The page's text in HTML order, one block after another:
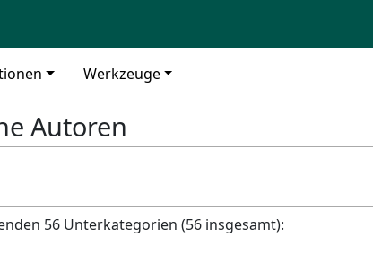
Werkzeuge
Autoren
56 Unterkategorien (56 insgesamt):